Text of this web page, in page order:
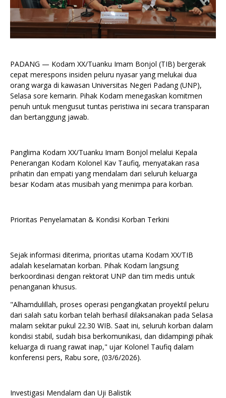
‎PADANG — Kodam XX/Tuanku Imam Bonjol (TIB) bergerak
cepat merespons insiden peluru nyasar yang melukai dua
orang warga di kawasan Universitas Negeri Padang (UNP),
Selasa sore kemarin. Pihak Kodam menegaskan komitmen
penuh untuk mengusut tuntas peristiwa ini secara transparan
dan bertanggung jawab.
‎Panglima Kodam XX/Tuanku Imam Bonjol melalui Kepala
Penerangan Kodam Kolonel Kav Taufiq, menyatakan rasa
prihatin dan empati yang mendalam dari seluruh keluarga
besar Kodam atas musibah yang menimpa para korban.
‎Prioritas Penyelamatan & Kondisi Korban Terkini
‎Sejak informasi diterima, prioritas utama Kodam XX/TIB
adalah keselamatan korban. Pihak Kodam langsung
berkoordinasi dengan rektorat UNP dan tim medis untuk
penanganan khusus.
‎"Alhamdulillah, proses operasi pengangkatan proyektil peluru
dari salah satu korban telah berhasil dilaksanakan pada Selasa
malam sekitar pukul 22.30 WIB. Saat ini, seluruh korban dalam
kondisi stabil, sudah bisa berkomunikasi, dan didampingi pihak
keluarga di ruang rawat inap," ujar Kolonel Taufiq dalam
konferensi pers, Rabu sore, (03/6/2026).
‎Investigasi Mendalam dan Uji Balistik